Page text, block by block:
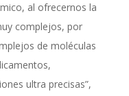
al ofrecernos la
complejos, por
de moléculas
ultra precisas”,